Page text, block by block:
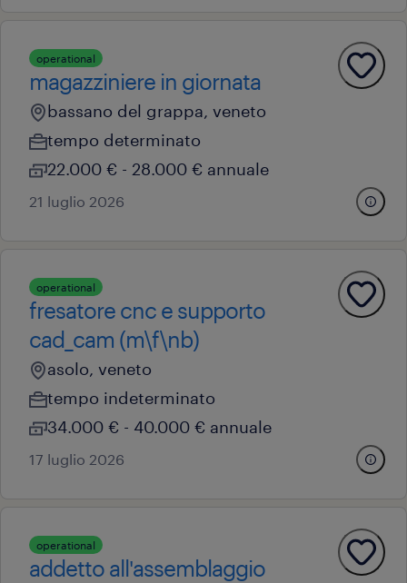
operational
magazziniere in giornata
bassano del grappa, veneto
tempo determinato
22.000 € - 28.000 € annuale
21 luglio 2026
operational
fresatore cnc e supporto
cad_cam (m\f\nb)
asolo, veneto
tempo indeterminato
34.000 € - 40.000 € annuale
17 luglio 2026
operational
addetto all'assemblaggio